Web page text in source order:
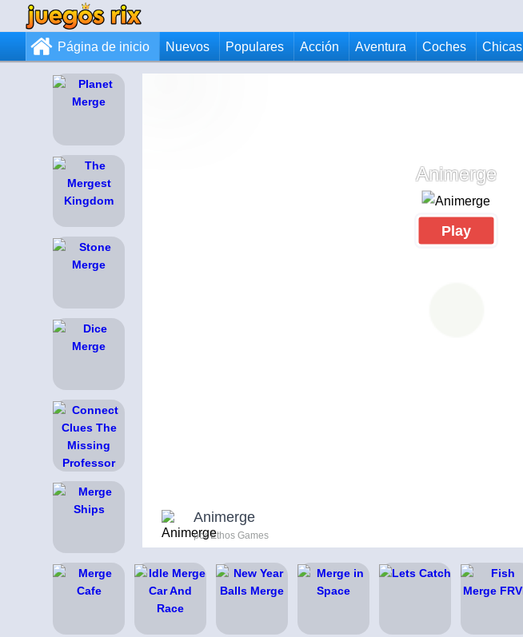
Página de inicio Nuevos Populares Acción Aventura Coches Chicas
Animerge
Play
Animerge
por Ethos Games